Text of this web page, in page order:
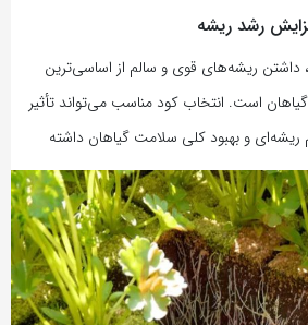
رشد ریشه
داشتن ریشه‌های قوی و سالم از اساسی‌ترین
است. انتخاب کود مناسب می‌تواند تأثیر
و بهبود کلی سلامت گیاهان داشته